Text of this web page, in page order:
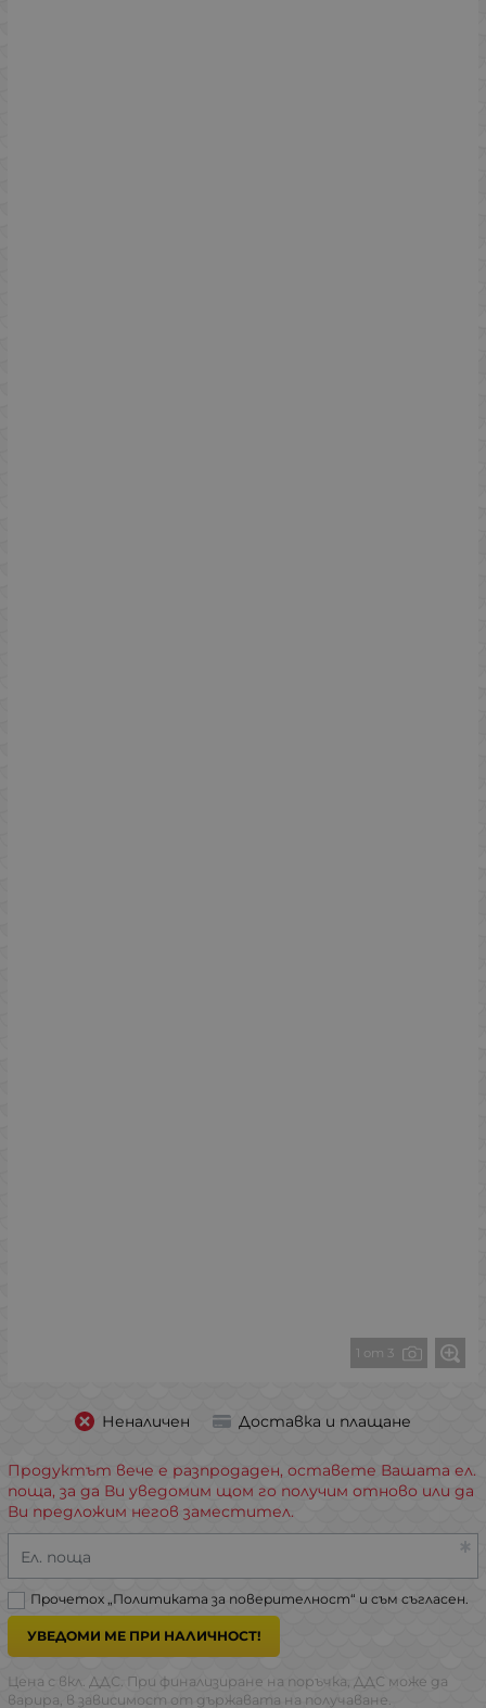
1 от 3
Неналичен Доставка и плащане
Продуктът вече е разпродаден, оставете Вашата ел.
поща, за да Ви уведомим щом го получим отново или да
Ви предложим негов заместител.
Ел. поща
Прочетох „Политиката за поверителност“ и съм съгласен.
УВЕДОМИ МЕ ПРИ НАЛИЧНОСТ!
Цена с вкл. ДДС. При финализиране на поръчка, ДДС може да
варира, в зависимост от държавата на получаване.